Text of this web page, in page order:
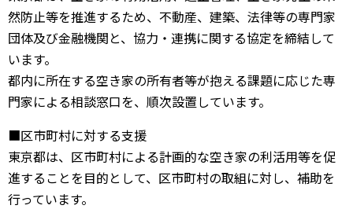
然防止等を推進するため、不動産、建築、法律等の専門家
団体及び金融機関と、協力・連携に関する協定を締結して
います。
都内に所在する空き家の所有者等が抱える課題に応じた専
門家による相談窓口を、順次設置しています。
■区市町村に対する支援
東京都は、区市町村による計画的な空き家の利活用等を促
進することを目的として、区市町村の取組に対し、補助を
行っています。